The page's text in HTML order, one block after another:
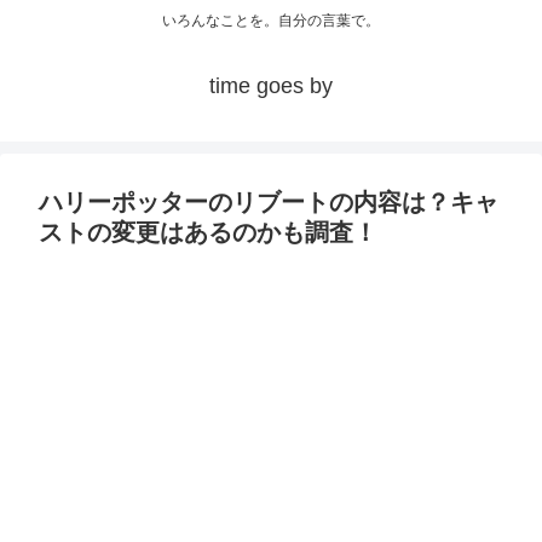
いろんなことを。自分の言葉で。
time goes by
ハリーポッターのリブートの内容は？キャ
ストの変更はあるのかも調査！